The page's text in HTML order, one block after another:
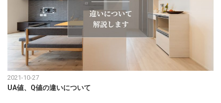
2021-10-27
UA値、Q値の違いについて